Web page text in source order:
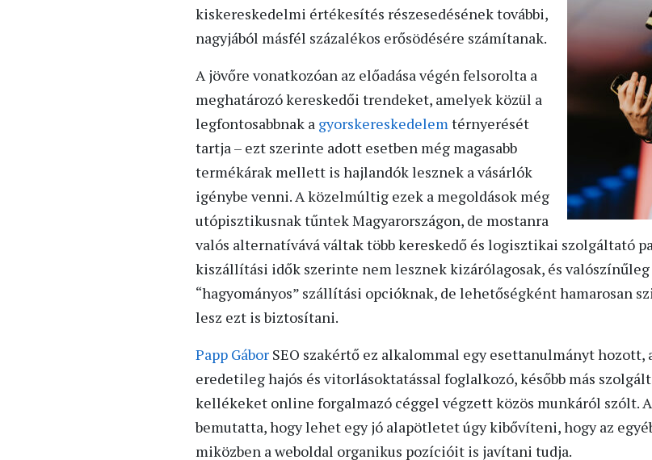
kiskereskedelmi értékesítés részesedésének további,
nagyjából másfél százalékos erősödésére számítanak.
A jövőre vonatkozóan az előadása végén felsorolta a
meghatározó kereskedői trendeket, amelyek közül a
legfontosabbnak a gyorskereskedelem térnyerését
tartja – ezt szerinte adott esetben még magasabb
termékárak mellett is hajlandók lesznek a vásárlók
igénybe venni. A közelmúltig ezek a megoldások még
utópisztikusnak tűntek Magyarországon, de mostanra
valós alternatívává váltak több kereskedő és logisztikai szolgáltató
kiszállítási idők szerinte nem lesznek kizárólagosak, és valószínűleg
“hagyományos” szállítási opcióknak, de lehetőségként hamarosan
lesz ezt is biztosítani.
Papp Gábor SEO szakértő ez alkalommal egy esettanulmányt hozott,
eredetileg hajós és vitorlásoktatással foglalkozó, később más
kellékeket online forgalmazó céggel végzett közös munkáról szólt.
bemutatta, hogy lehet egy jó alapötletet úgy kibővíteni, hogy az
miközben a weboldal organikus pozícióit is javítani tudja.